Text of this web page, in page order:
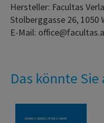
Hersteller: Facultas
Stolberggasse 26, 1050
E-Mail:
Das könnte